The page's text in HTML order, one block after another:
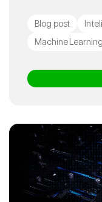
Blog post
Machine Learning